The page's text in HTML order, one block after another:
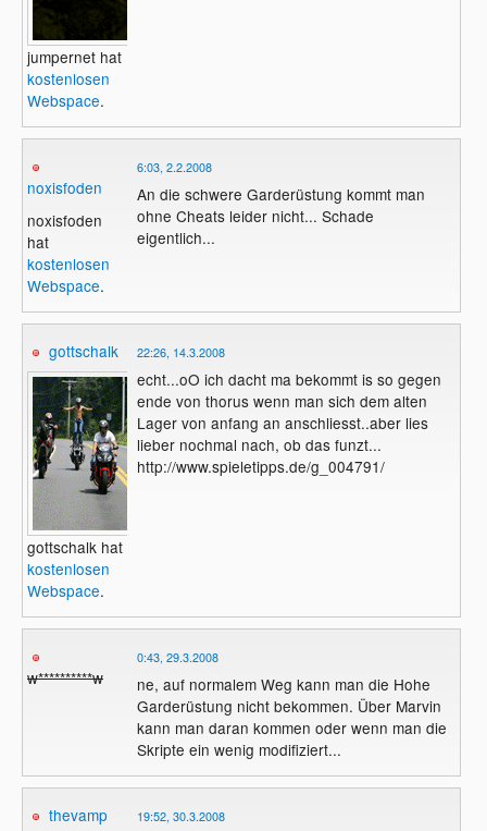
jumpernet hat
kostenlosen
Webspace.
noxisfoden
noxisfoden
hat
kostenlosen
Webspace.
6:03, 2.2.2008
An die schwere Garderüstung kommt man
ohne Cheats leider nicht... Schade
eigentlich...
gottschalk
gottschalk hat
kostenlosen
Webspace.
22:26, 14.3.2008
echt...oO ich dacht ma bekommt is so gegen
ende von thorus wenn man sich dem alten
Lager von anfang an anschliesst..aber lies
lieber nochmal nach, ob das funzt...
http://www.spieletipps.de/g_004791/
w**********w
0:43, 29.3.2008
ne, auf normalem Weg kann man die Hohe
Garderüstung nicht bekommen. Über Marvin
kann man daran kommen oder wenn man die
Skripte ein wenig modifiziert...
thevamp 19:52, 30.3.2008